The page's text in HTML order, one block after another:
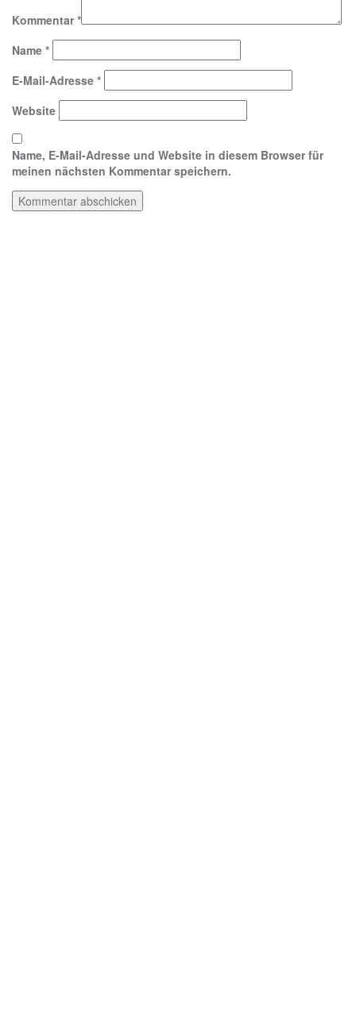
Kommentar*
Name *
E-Mail-Adresse *
Website
Name, E-Mail-Adresse und Website in diesem Browser für
meinen nächsten Kommentar speichern.